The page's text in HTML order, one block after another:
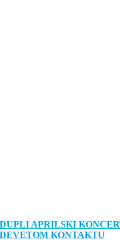
DUPLI APRILSKI
DEVETOM KONTAKTU